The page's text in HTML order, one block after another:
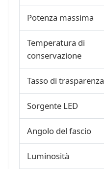
Potenza massima
Temperatura di
conservazione
Tasso di trasparenza
Sorgente LED
Angolo del fascio
Luminosità